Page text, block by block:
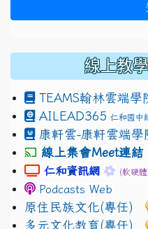
線上教
TEAMS翰林雲端學
AILEAD365 仁和國中
康軒雲-康軒雲端學
線上集會Meet連結
link to https://
仁和資訊網 link
(軟硬
Podcasts Web
原住民族文化(專任)
多元文化教育(專任)